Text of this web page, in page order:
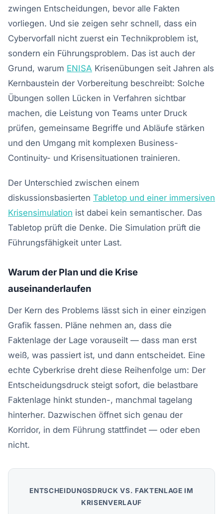
zwingen Entscheidungen, bevor alle Fakten
vorliegen. Und sie zeigen sehr schnell, dass ein
Cybervorfall nicht zuerst ein Technikproblem ist,
sondern ein Führungsproblem. Das ist auch der
Grund, warum ENISA Krisenübungen seit Jahren als
Kernbaustein der Vorbereitung beschreibt: Solche
Übungen sollen Lücken in Verfahren sichtbar
machen, die Leistung von Teams unter Druck
prüfen, gemeinsame Begriffe und Abläufe stärken
und den Umgang mit komplexen Business-
Continuity- und Krisensituationen trainieren.
Der Unterschied zwischen einem
diskussionsbasierten Tabletop und einer immersiven
Krisensimulation ist dabei kein semantischer. Das
Tabletop prüft die Denke. Die Simulation prüft die
Führungsfähigkeit unter Last.
Warum der Plan und die Krise
auseinanderlaufen
Der Kern des Problems lässt sich in einer einzigen
Grafik fassen. Pläne nehmen an, dass die
Faktenlage der Lage vorauseilt — dass man erst
weiß, was passiert ist, und dann entscheidet. Eine
echte Cyberkrise dreht diese Reihenfolge um: Der
Entscheidungsdruck steigt sofort, die belastbare
Faktenlage hinkt stunden-, manchmal tagelang
hinterher. Dazwischen öffnet sich genau der
Korridor, in dem Führung stattfindet — oder eben
nicht.
ENTSCHEIDUNGSDRUCK VS. FAKTENLAGE IM
KRISENVERLAUF